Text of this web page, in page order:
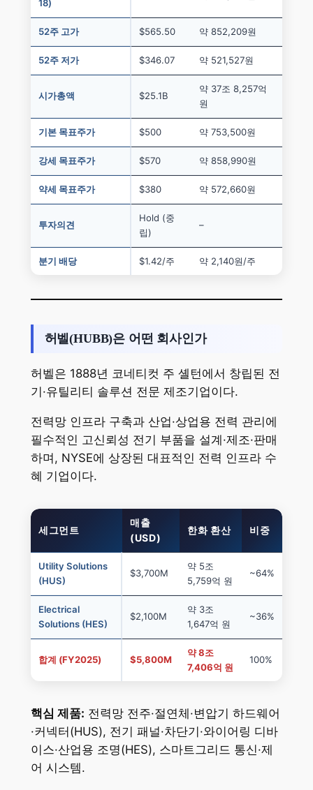
18)
52주 고가 $565.50 약 852,209원
52주 저가 $346.07 약 521,527원
시가총액 $25.1B
약 37조 8,257억
원
기본 목표주가 $500 약 753,500원
강세 목표주가 $570 약 858,990원
약세 목표주가 $380 약 572,660원
투자의견
Hold (중
립)
–
분기 배당 $1.42/주 약 2,140원/주
허벨(HUBB)은 어떤 회사인가
허벨은 1888년 코네티컷 주 셸턴에서 창립된 전
기·유틸리티 솔루션 전문 제조기업이다.
전력망 인프라 구축과 산업·상업용 전력 관리에
필수적인 고신뢰성 전기 부품을 설계·제조·판매
하며, NYSE에 상장된 대표적인 전력 인프라 수
혜 기업이다.
세그먼트
매출
(USD)
한화 환산 비중
Utility Solutions
(HUS)
$3,700M
약 5조
5,759억 원
~64%
Electrical
Solutions (HES)
$2,100M
약 3조
1,647억 원
~36%
합계 (FY2025) $5,800M
약 8조
7,406억 원
100%
핵심 제품: 전력망 전주·절연체·변압기 하드웨어
·커넥터(HUS), 전기 패널·차단기·와이어링 디바
이스·산업용 조명(HES), 스마트그리드 통신·제
어 시스템.